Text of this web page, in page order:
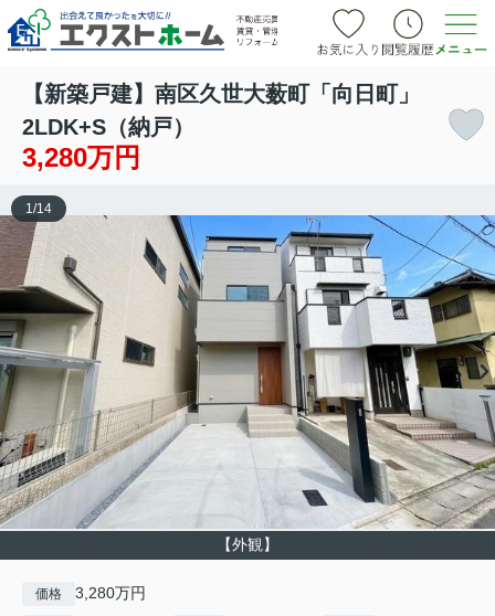
【新築戸建】南区久世大薮町「向日町」
2LDK+S（納戸）
3,280万円
【外観】
1 /14
価格 3,280万円